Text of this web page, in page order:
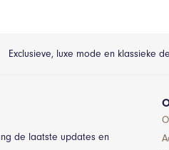
Exclusieve, luxe mode en klassieke
de laatste updates en